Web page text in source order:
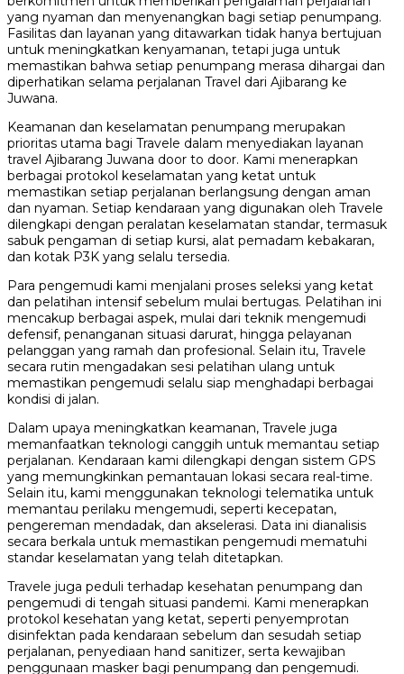
yang nyaman dan menyenangkan bagi setiap penumpang.
Fasilitas dan layanan yang ditawarkan tidak hanya bertujuan
untuk meningkatkan kenyamanan, tetapi juga untuk
memastikan bahwa setiap penumpang merasa dihargai dan
diperhatikan selama perjalanan Travel dari Ajibarang ke
Juwana.
Keamanan dan keselamatan penumpang merupakan
prioritas utama bagi Travele dalam menyediakan layanan
travel Ajibarang Juwana door to door. Kami menerapkan
berbagai protokol keselamatan yang ketat untuk
memastikan setiap perjalanan berlangsung dengan aman
dan nyaman. Setiap kendaraan yang digunakan oleh Travele
dilengkapi dengan peralatan keselamatan standar, termasuk
sabuk pengaman di setiap kursi, alat pemadam kebakaran,
dan kotak P3K yang selalu tersedia.
Para pengemudi kami menjalani proses seleksi yang ketat
dan pelatihan intensif sebelum mulai bertugas. Pelatihan ini
mencakup berbagai aspek, mulai dari teknik mengemudi
defensif, penanganan situasi darurat, hingga pelayanan
pelanggan yang ramah dan profesional. Selain itu, Travele
secara rutin mengadakan sesi pelatihan ulang untuk
memastikan pengemudi selalu siap menghadapi berbagai
kondisi di jalan.
Dalam upaya meningkatkan keamanan, Travele juga
memanfaatkan teknologi canggih untuk memantau setiap
perjalanan. Kendaraan kami dilengkapi dengan sistem GPS
yang memungkinkan pemantauan lokasi secara real-time.
Selain itu, kami menggunakan teknologi telematika untuk
memantau perilaku mengemudi, seperti kecepatan,
pengereman mendadak, dan akselerasi. Data ini dianalisis
secara berkala untuk memastikan pengemudi mematuhi
standar keselamatan yang telah ditetapkan.
Travele juga peduli terhadap kesehatan penumpang dan
pengemudi di tengah situasi pandemi. Kami menerapkan
protokol kesehatan yang ketat, seperti penyemprotan
disinfektan pada kendaraan sebelum dan sesudah setiap
perjalanan, penyediaan hand sanitizer, serta kewajiban
penggunaan masker bagi penumpang dan pengemudi.